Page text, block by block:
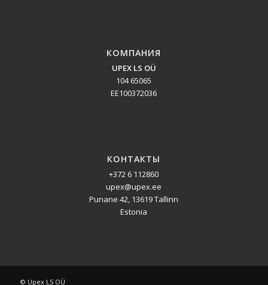
КОМПАНИЯ
UPEX LS OÜ
104 65065
EE100372036
КОНТАКТЫ
+372 6 112860
upex@upex.ee
Punane 42, 13619 Tallinn
Estonia
© Upex LS OÜ